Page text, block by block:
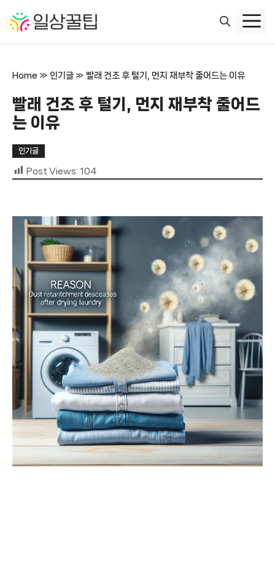
Home » 인기글 » 빨래 건조 후 털기, 먼지 재부착 줄어드는 이유
빨래 건조 후 털기, 먼지 재부착 줄어드
는 이유
인기글
Post Views: 104